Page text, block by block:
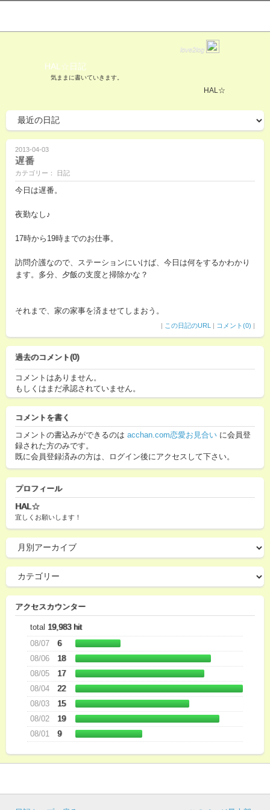
love2log
HAL☆日記
気ままに書いていきます。
HAL☆
2013-04-03
遅番
カテゴリー： 日記
今日は遅番。
夜勤なし♪
17時から19時までのお仕事。
訪問介護なので、ステーションにいけば、今日は何をするかわかり
ます。多分、夕飯の支度と掃除かな？
それまで、家の家事を済ませてしまおう。
| この日記のURL | コメント(0) |
過去のコメント(0)
コメントはありません。
もしくはまだ承認されていません。
コメントを書く
コメントの書込みができるのは acchan.com恋愛お見合い に会員登
録された方のみです。
既に会員登録済みの方は、ログイン後にアクセスして下さい。
プロフィール
HAL☆
宜しくお願いします！
アクセスカウンター
total 19,983 hit
08/07
6
08/06
18
08/05
17
08/04
22
08/03
15
08/02
19
08/01
9